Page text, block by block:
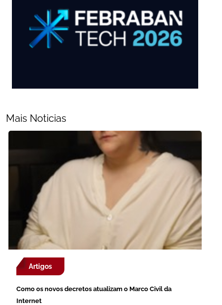
Mais Noticias
Artigos
Como os novos decretos atualizam o Marco Civil da
Internet